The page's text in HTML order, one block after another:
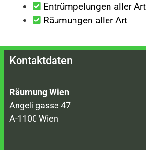
Entrümpelungen aller Art
Räumungen aller Art
Kontaktdaten
Räumung Wien
Angeli gasse 47
A-1100 Wien